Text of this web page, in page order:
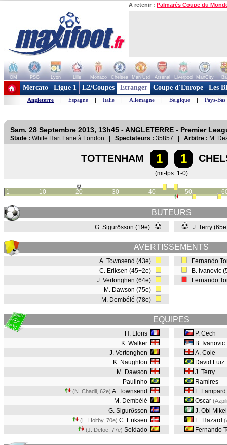
A retenir : Palmarès Coupe du
OM PSG Lyon Lille Monaco Chelsea Man Utd Arsenal Liverpool ManCity
+ de clubs
Mercato Ligue 1 L2/Coupes Etranger Coupe d'Europe Les
Angleterre | Espagne | Italie | Allemagne | Belgique | Pays-Bas
Sam. 28 Septembre 2013, 13h45 - ANGLETERRE - Premier
Stade : White Hart Lane à London | Spectateurs : 35857 | Arbitre : M.
TOTTENHAM 1 1
(mi-tps: 1-0)
1 10 20 30 40 50
BUTEURS
G. Sigurðsson (19e) J. Terry
AVERTISSEMENTS
A. Townsend (43e)
C. Eriksen (45+2e)
J. Vertonghen (64e)
M. Dawson (75e)
M. Dembélé (78e)
Fernando
B. Ivanovic
Fernando
EQUIPES
H. Lloris
K. Walker
J. Vertonghen
K. Naughton
M. Dawson
Paulinho
(N. Chadli, 62e) A. Townsend
M. Dembélé
G. Sigurðsson
(L. Holtby, 70e) C. Eriksen
(J. Defoe, 77e) Soldado
P. Cech
B. Ivanovic
A. Cole
David Luiz
J. Terry
Ramires
F. Lampard
Oscar
J. Obi
E. Hazard
Fernando